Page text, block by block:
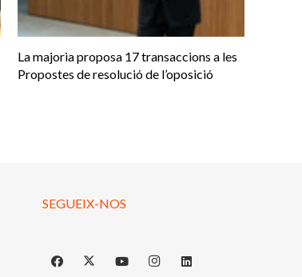
La majoria proposa 17 transaccions a les
Propostes de resolució de l’oposició
SEGUEIX-NOS